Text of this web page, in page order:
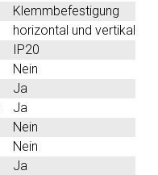
Klemmbefestigung
horizontal und vertikal
IP20
Nein
Ja
Ja
Nein
Nein
Ja